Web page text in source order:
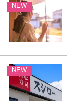
NEW
NEW